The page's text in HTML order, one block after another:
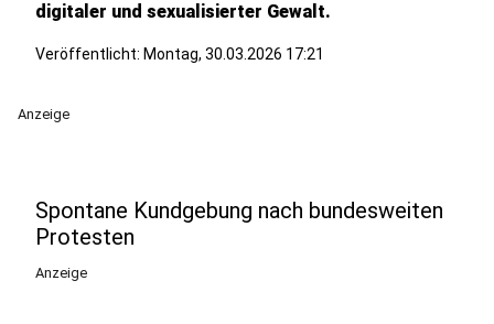
digitaler und sexualisierter Gewalt.
Veröffentlicht: Montag, 30.03.2026 17:21
Anzeige
Spontane Kundgebung nach bundesweiten
Protesten
Anzeige